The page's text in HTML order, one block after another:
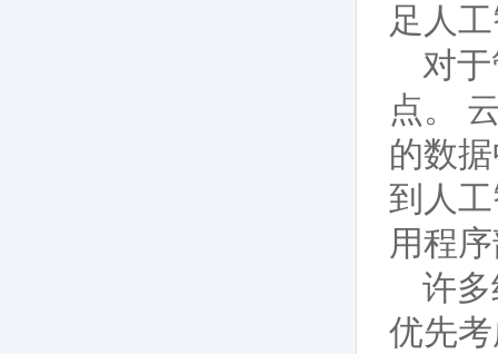
足人
对
点。
的数
到人
用程
许
优先